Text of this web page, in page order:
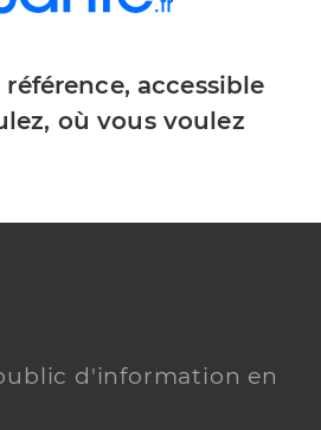
accessible
où vous voulez
d'information en